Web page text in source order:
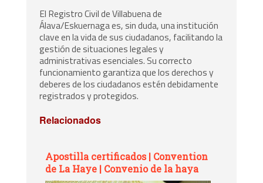
El Registro Civil de Villabuena de
Álava/Eskuernaga es, sin duda, una institución
clave en la vida de sus ciudadanos, facilitando la
gestión de situaciones legales y
administrativas esenciales. Su correcto
funcionamiento garantiza que los derechos y
deberes de los ciudadanos estén debidamente
registrados y protegidos.
Relacionados
Apostilla certificados | Convention
de La Haye | Convenio de la haya